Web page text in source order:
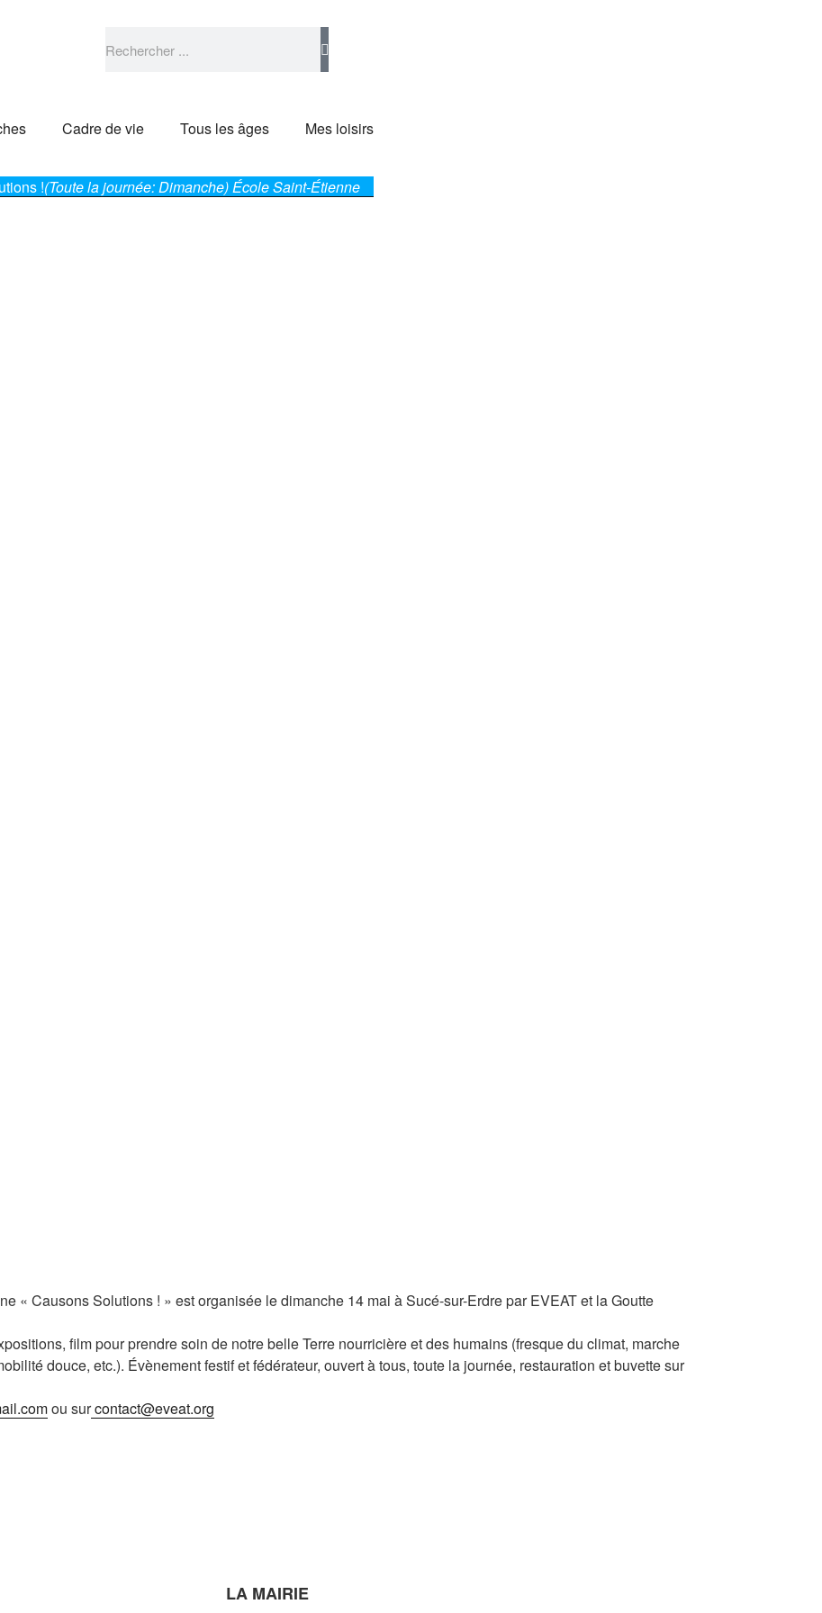
Cadre de vie Tous les âges Mes loisirs
!(Toute la journée: Dimanche)École Saint-Étienne
« Causons Solutions ! » est organisée le dimanche 14 mai à Sucé-sur-Erdre par EVEAT et la Goutte
film pour prendre soin de notre belle Terre nourricière et des humains (fresque du climat, marche
douce, etc.). Évènement festif et fédérateur, ouvert à tous, toute la journée, restauration et buvette sur
ou surcontact@eveat.org
LA MAIRIE